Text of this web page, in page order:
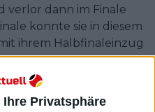
Privatsphäre
verlor dann im Finale
konnte sie in diesem
ihrem Halbfinaleinzug
die drei führenden
getroffen